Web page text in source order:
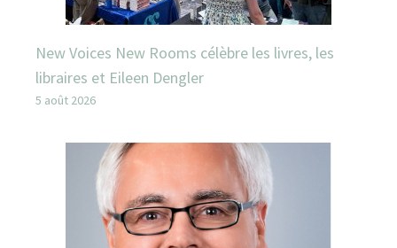
New Voices New Rooms célèbre les livres, les
libraires et Eileen Dengler
5 août 2026